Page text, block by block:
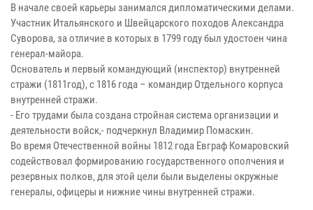
В начале своей карьеры занимался дипломатическими делами.
Участник Итальянского и Швейцарского походов Александра
Суворова, за отличие в которых в 1799 году был удостоен чина
генерал-майора.
Основатель и первый командующий (инспектор) внутренней
стражи (1811год), с 1816 года – командир Отдельного корпуса
внутренней стражи.
- Его трудами была создана стройная система организации и
деятельности войск,- подчеркнул Владимир Помаскин.
Во время Отечественной войны 1812 года Евграф Комаровский
содействовал формированию государственного ополчения и
резервных полков, для этой цели были выделены окружные
генералы, офицеры и нижние чины внутренней стражи.